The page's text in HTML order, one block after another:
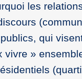
les
qui
vivre »